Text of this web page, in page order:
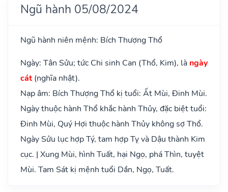
Ngũ hành 05/08/2024
Ngũ hành niên mệnh: Bích Thượng Thổ
Ngày: Tân Sửu; tức Chi sinh Can (Thổ, Kim), là ngày
cát(nghĩa nhật).
Nạp âm: Bích Thượng Thổ kị tuổi: Ất Mùi, Đinh Mùi.
Ngày thuộc hành Thổ khắc hành Thủy, đặc biệt tuổi:
Đinh Mùi, Quý Hợi thuộc hành Thủy không sợ Thổ.
Ngày Sửu lục hợp Tý, tam hợp Tỵ và Dậu thành Kim
cục. | Xung Mùi, hình Tuất, hại Ngọ, phá Thìn, tuyệt
Mùi. Tam Sát kị mệnh tuổi Dần, Ngọ, Tuất.